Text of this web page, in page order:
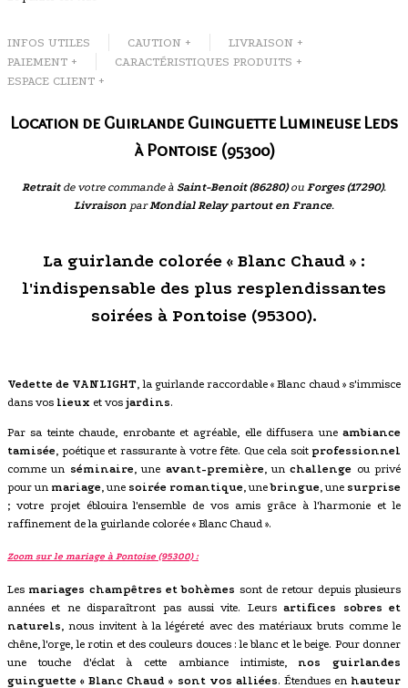
INFOS UTILES CAUTION +
LIVRAISON +
PAIEMENT +
CARACTÉRISTIQUES PRODUITS +
ESPACE CLIENT +
Location de Guirlande Guinguette Lumineuse Leds
à Pontoise (95300)
Retraitde votre commande à Saint-Benoit (86280)ou Forges (17290).
Livraison parMondial Relay partout en France.
La guirlande colorée « Blanc Chaud » :
l'indispensable des plus resplendissantes
soirées à Pontoise (95300).
Vedette de VANLIGHT , la guirlande raccordable « Blanc chaud » s'immisce
dans vos lieux et vos jardins.
Par sa teinte chaude, enrobante et agréable, elle diffusera une ambiance
tamisée , poétique et rassurante à votre fête. Que cela soit professionnel
comme un séminaire, une avant-première, unchallenge ou privé
pour un mariage , une soirée romantique , unebringue , une surprise
; votre projet éblouira l'ensemble de vos amis grâce à l'harmonie et le
raffinement de la guirlande colorée « Blanc Chaud ».
Zoom sur le mariage à Pontoise (95300) :
Les mariages champêtres et bohèmes sont de retour depuis plusieurs
années et ne disparaîtront pas aussi vite. Leursartifices sobres et
naturels , nous invitent à la légéreté avec des matériaux bruts comme le
chêne, l'orge, le rotin et des couleurs douces : le blanc et le beige. Pour donner
une touche d'éclat à cette ambiance intimiste, nos guirlandes
guinguette « Blanc Chaud » sont vos alliées. Étendues en hauteur